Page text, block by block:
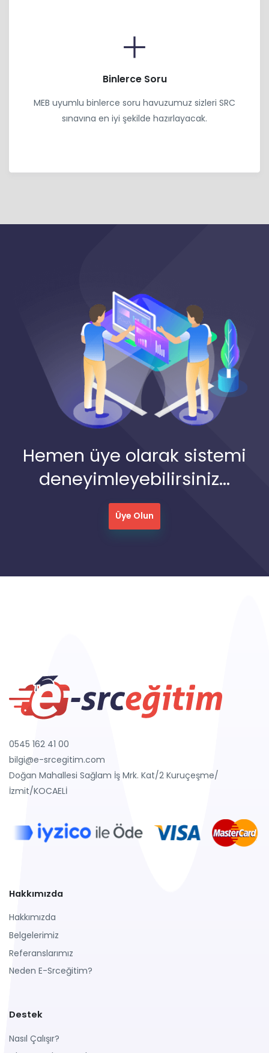
Binlerce Soru
MEB uyumlu binlerce soru havuzumuz sizleri SRC
sınavına en iyi şekilde hazırlayacak.
Hemen üye olarak sistemi
deneyimleyebilirsiniz...
Üye Olun
0545 162 41 00
bilgi@e-srcegitim.com
Doğan Mahallesi Sağlam İş Mrk. Kat/2 Kuruçeşme/
İzmit/KOCAELİ
Hakkımızda
Hakkımızda
Belgelerimiz
Referanslarımız
Neden E-Srceğitim?
Destek
Nasıl Çalışır?